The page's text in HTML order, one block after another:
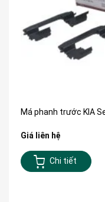
Má phanh trước KIA
Giá liên hệ
Chi tiết